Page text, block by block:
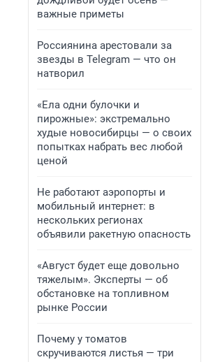
важные приметы
Россиянина арестовали за
звезды в Telegram — что он
натворил
«Ела одни булочки и
пирожные»: экстремально
худые новосибирцы — о своих
попытках набрать вес любой
ценой
Не работают аэропорты и
мобильный интернет: в
нескольких регионах
объявили ракетную опасность
«Август будет еще довольно
тяжелым». Эксперты — об
обстановке на топливном
рынке России
Почему у томатов
скручиваются листья — три